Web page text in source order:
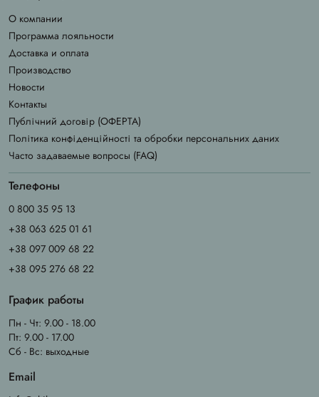
О компании
Программа лояльности
Доставка и оплата
Производство
Новости
Контакты
Публічний договір (ОФЕРТА)
Політика конфіденційності та обробки персональних даних
Часто задаваемые вопросы (FAQ)
Телефоны
0 800 35 95 13
+38 063 625 01 61
+38 097 009 68 22
+38 095 276 68 22
График работы
Пн - Чт: 9.00 - 18.00
Пт: 9.00 - 17.00
Сб - Вс: выходные
Email